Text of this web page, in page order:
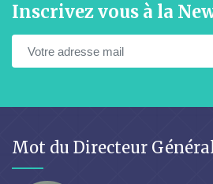
Inscrivez vous à la
Mot du Directeur